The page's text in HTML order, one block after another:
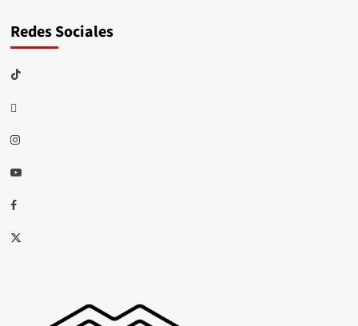
Redes Sociales
TikTok
threads
Instagram
Youtube
Facebook
X